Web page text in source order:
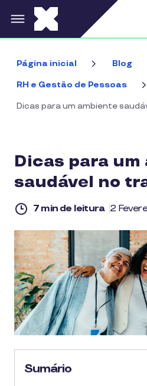
Pular para o conteúdo
Página inicial Blog
RH e Gestão de Pessoas
Dicas para um ambiente
Dicas para um
saudável no
7 min de leitura 2
Sumário